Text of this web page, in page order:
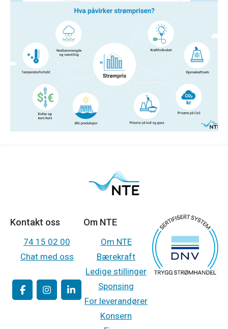
14. jan. 2026
Hva påvirker strømprisen?
Er du nysgjerrig på hva og hvem som egentlig
bestemmer hvor mye strømmen koster?
Les mer
Kontakt oss
74 15 02 00
Chat med oss
Om NTE
Om NTE
Bærekraft
Ledige stillinger
Sponsing
For leverandører
Konsern